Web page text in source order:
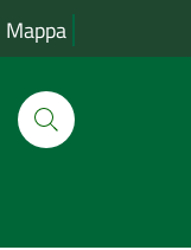
Mappa